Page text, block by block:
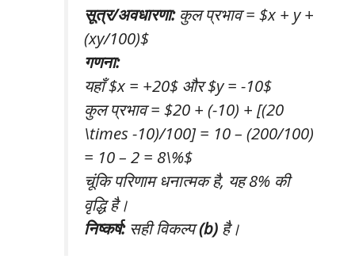
सूत्र/अवधारणा:कुल प्रभाव = $x + y +
(xy/100)$
गणना:
यहाँ $x = +20$ और $y = -10$
कुल प्रभाव = $20 + (-10) + [(20
\times -10)/100] = 10 – (200/100)
= 10 – 2 = 8\%$
चूंकि परिणाम धनात्मक है, यह 8% की
वृद्धि है।
निष्कर्ष:सही विकल्प(b) है।